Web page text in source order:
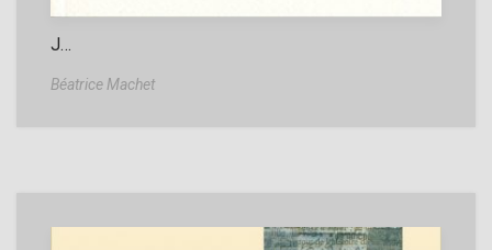
J…
Béatrice Machet